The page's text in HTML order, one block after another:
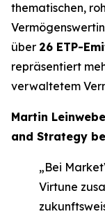
thematischen,
über 26 ETP-
repräsentiert
verwaltetem
Martin
and Strategy
„Bei
Virtune